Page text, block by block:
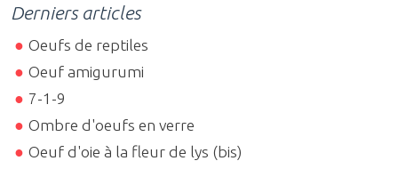
Derniers articles
Oeufs de reptiles
Oeuf amigurumi
7-1-9
Ombre d'oeufs en verre
Oeuf d'oie à la fleur de lys (bis)